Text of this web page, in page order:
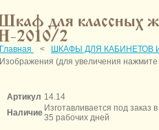
Шкаф для классных
Н-2010/2
Главная <
ШКАФЫ ДЛЯ КАБИНЕТОВ
Изображения (для увеличения нажмите
Артикул 14.14
Наличие Изготавливается под заказ
35 рабочих дней